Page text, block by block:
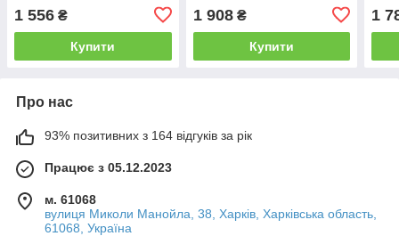
1 556 ₴
Купити
1 908₴
Купити
1
Про нас
93% позитивних з 164 відгуків за рік
Працює з 05.12.2023
м. 61068
вулиця Миколи Манойла, 38, Харків, Харківська область,
61068, Україна